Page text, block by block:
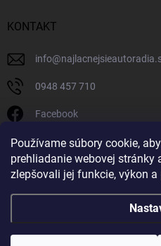
Používame súbory cookie,
prehliadanie webovej stránky
zlepšovali jej funkcie, výkon
KONTAKT
info@
0948 457 710
Facebook
najlacnejsieautoradia.sk
Youtube
Copyright 2026